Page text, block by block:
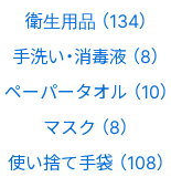
衛生用品 （134）
手洗い・消毒液 （8）
ペーパータオル （10）
マスク （8）
使い捨て手袋 （108）